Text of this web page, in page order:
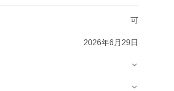
可
2026年6月29日